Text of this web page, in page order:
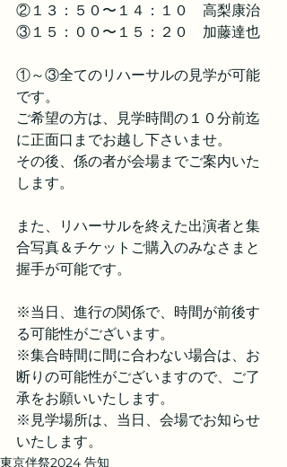
②１３：５０〜１４：１０　高梨康治
③１５：００〜１５：２０　加藤達也
①～③全てのリハーサルの見学が可能
です。
ご希望の方は、見学時間の１０分前迄
に正面口までお越し下さいませ。
その後、係の者が会場までご案内いた
します。
また、リハーサルを終えた出演者と集
合写真＆チケットご購入のみなさまと
握手が可能です。
※当日、進行の関係で、時間が前後す
る可能性がございます。
※集合時間に間に合わない場合は、お
断りの可能性がございますので、ご了
承をお願いいたします。
※見学場所は、当日、会場でお知らせ
いたします。
東京伴祭2024 告知